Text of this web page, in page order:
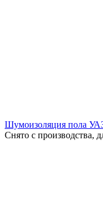
Шумоизоляция пола
Снято с производства,